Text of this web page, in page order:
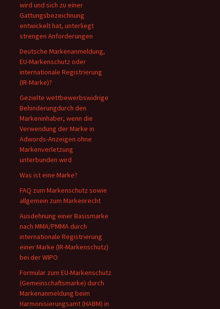
wird und sich zu einer
Gattungsbezeichnung
entwickelt hat, unterliegt
strengen Anforderungen
Deutsche Markenanmeldung,
EU-Markenschutz oder
internationale Registrierung
(IR-Marke)?
Gezielte wettbewerbswidrige
Behinderungdurch den
Markeninhaber, wenn die
Verwendung der Marke in
Adwords-Anzeigen ohne
Markenverletzung
unterbunden wird
Was ist eine Marke?
FAQ zum Markenschutz sowie
allgemein zum Markenrecht
Ausdehnung einer Basismarke
nach MMA/PMMA durch
internationale Registrierung
einer Marke (IR-Markenschutz)
bei der WIPO
Formular zum EU-Markenschutz
(Gemeinschaftsmarke) durch
Markenanmeldung beim
Harmonisierungsamt (HABM) in